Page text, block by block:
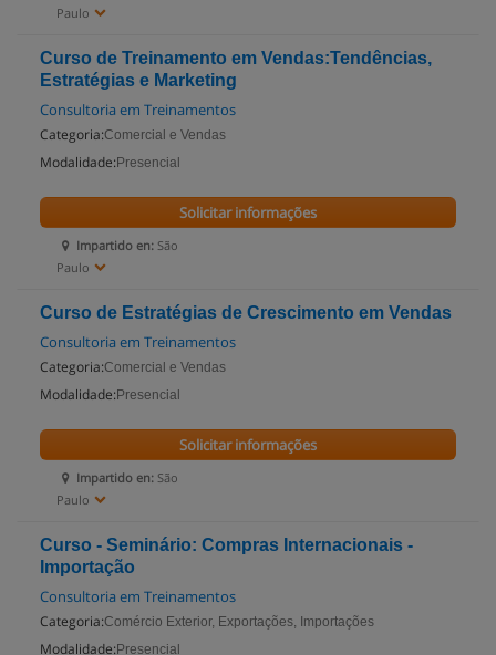
Paulo
Curso de Treinamento em Vendas:Tendências,
Estratégias e Marketing
Consultoria em Treinamentos
Categoria:Comercial e Vendas
Modalidade: Presencial
Impartido en: São
Paulo
Solicitar informações
Curso de Estratégias de Crescimento em Vendas
Consultoria em Treinamentos
Categoria:Comercial e Vendas
Modalidade: Presencial
Impartido en: São
Paulo
Solicitar informações
Curso - Seminário: Compras Internacionais -
Importação
Consultoria em Treinamentos
Categoria:Comércio Exterior, Exportações, Importações
Modalidade: Presencial